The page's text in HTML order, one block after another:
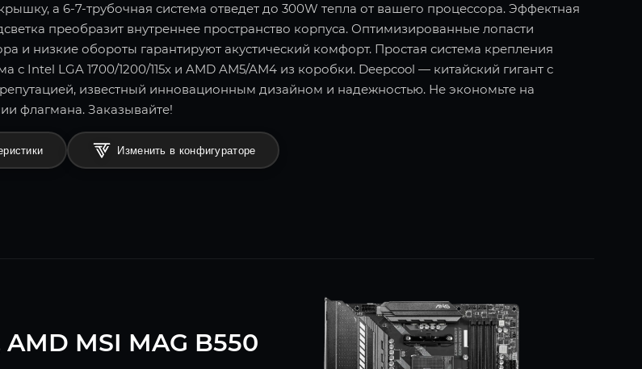
а 6-7-трубочная система отведет до 300W тепла от вашего процессора. Эффектная
преобразит внутреннее пространство корпуса. Оптимизированные лопасти
и низкие обороты гарантируют акустический комфорт. Простая система крепления
с Intel LGA 1700/1200/115x и AMD AM5/AM4 из коробки. Deepcool — китайский гигант с
известный инновационным дизайном и надежностью. Не экономьте на
флагмана. Заказывайте!
Изменить в конфигураторе
MSI MAG B550